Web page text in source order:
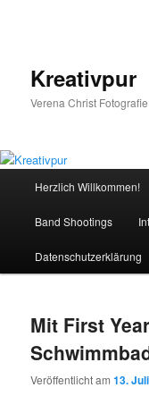
Kreativpur
Verena Christ Fotografie
Herzlich Willkommen!
Band Shootings
Datenschutzerklärung
Mit First
Veröffentlicht am13.